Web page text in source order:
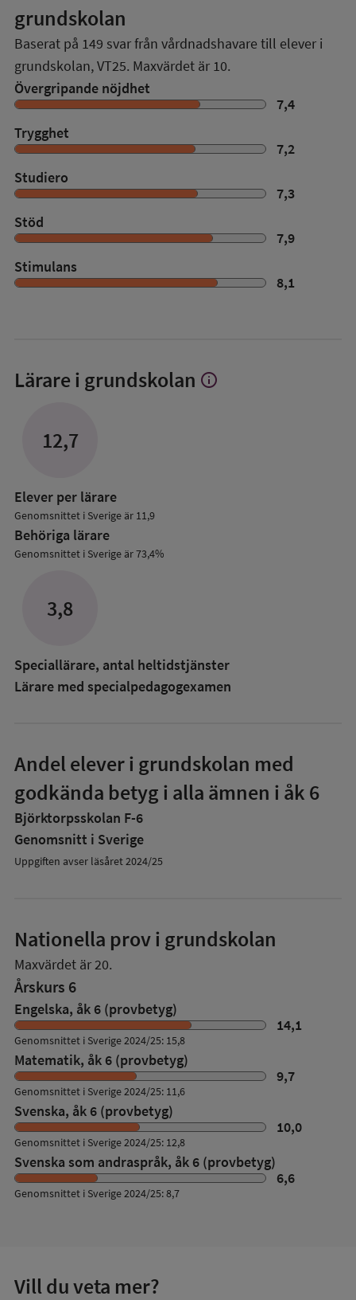
grundskolan
Baserat på 149 svar från vårdnadshavare till elever i
grundskolan,VT25. Maxvärdet är 10.
Övergripande nöjdhet
7,4
Trygghet
7,2
Studiero
7,3
Stöd
7,9
Stimulans
8,1
Lärare i grundskolan Visa
info
12,7
Elever per lärare
Genomsnittet i Sverige är 11,9
Behöriga lärare
Genomsnittet i Sverige är 73,4%
3,8
Speciallärare, antal heltidstjänster
Lärare med specialpedagog­examen
Andel elever i grundskolan med
godkända betyg i alla ämnen i åk 6
Björktorpsskolan F-6
Genomsnitt i Sverige
Uppgiften avser läsåret 2024/25
Nationella prov i grundskolan
Maxvärdet är 20.
Årskurs 6
Engelska, åk 6 (provbetyg)
14,1
Genomsnittet i Sverige 2024/25: 15,8
Matematik, åk 6 (provbetyg)
9,7
Genomsnittet i Sverige 2024/25: 11,6
Svenska, åk 6 (provbetyg)
10,0
Genomsnittet i Sverige 2024/25: 12,8
Svenska som andraspråk, åk 6 (provbetyg)
6,6
Genomsnittet i Sverige 2024/25: 8,7
Vill du veta mer?